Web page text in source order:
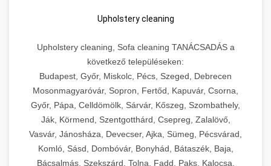
Upholstery cleaning
Upholstery cleaning, Sofa cleaning TANÁCSADÁS a
következő településeken:
Budapest, Győr, Miskolc, Pécs, Szeged, Debrecen
Mosonmagyaróvár, Sopron, Fertőd, Kapuvár, Csorna,
Győr, Pápa, Celldömölk, Sárvár, Kőszeg, Szombathely,
Ják, Körmend, Szentgotthárd, Csepreg, Zalalövő,
Vasvár, Jánosháza, Devecser, Ajka, Sümeg, Pécsvárad,
Komló, Sásd, Dombóvár, Bonyhád, Bátaszék, Baja,
Bácsalmás, Szekszárd, Tolna, Fadd, Paks, Kalocsa,